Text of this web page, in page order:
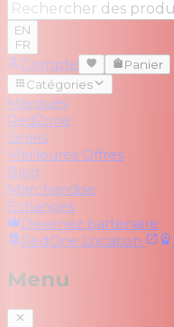
EN
FR
Compte
Panier
Catégories
Marques
RedZone
Séries
Meilleures Offres
Blog
Marchandise
Échanges
Devenez partenaire
RedOne Location
Menu